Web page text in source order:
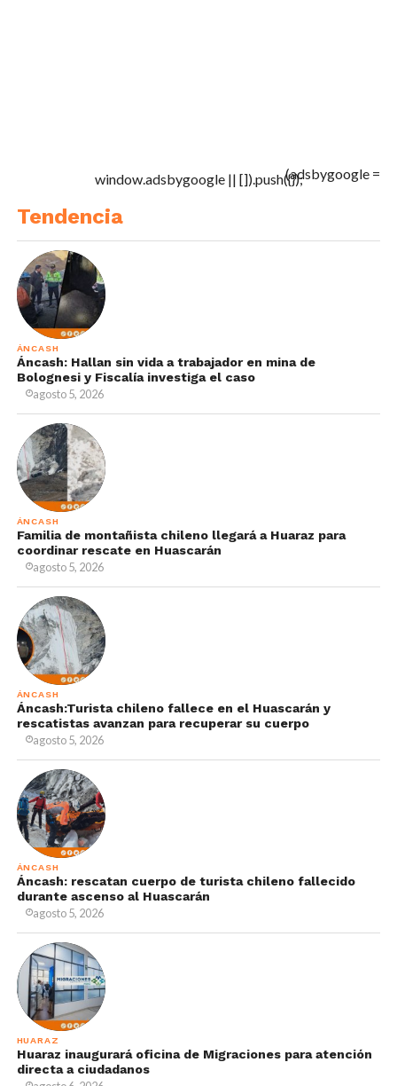
(adsbygoogle =
window.adsbygoogle || []).push({});
Tendencia
ÁNCASH
Áncash: Hallan sin vida a trabajador en mina de
Bolognesi y Fiscalía investiga el caso
agosto 5, 2026
ÁNCASH
Familia de montañista chileno llegará a Huaraz para
coordinar rescate en Huascarán
agosto 5, 2026
ÁNCASH
Áncash:Turista chileno fallece en el Huascarán y
rescatistas avanzan para recuperar su cuerpo
agosto 5, 2026
ÁNCASH
Áncash: rescatan cuerpo de turista chileno fallecido
durante ascenso al Huascarán
agosto 5, 2026
HUARAZ
Huaraz inaugurará oficina de Migraciones para atención
directa a ciudadanos